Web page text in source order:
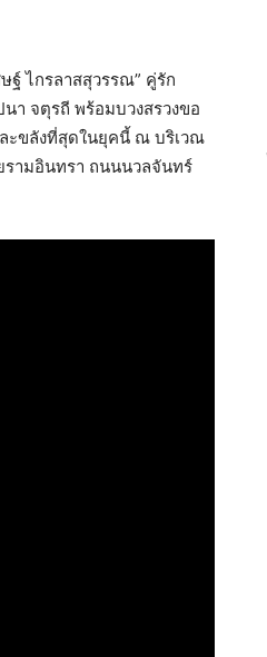
ไกรลาสสุวรรณ” คู่รัก
า จตุรถี พร้อมบวงสรวงขอ
ะขลังที่สุดในยุคนี้ ณ บริเวณ
รามอินทรา ถนนนวลจันทร์